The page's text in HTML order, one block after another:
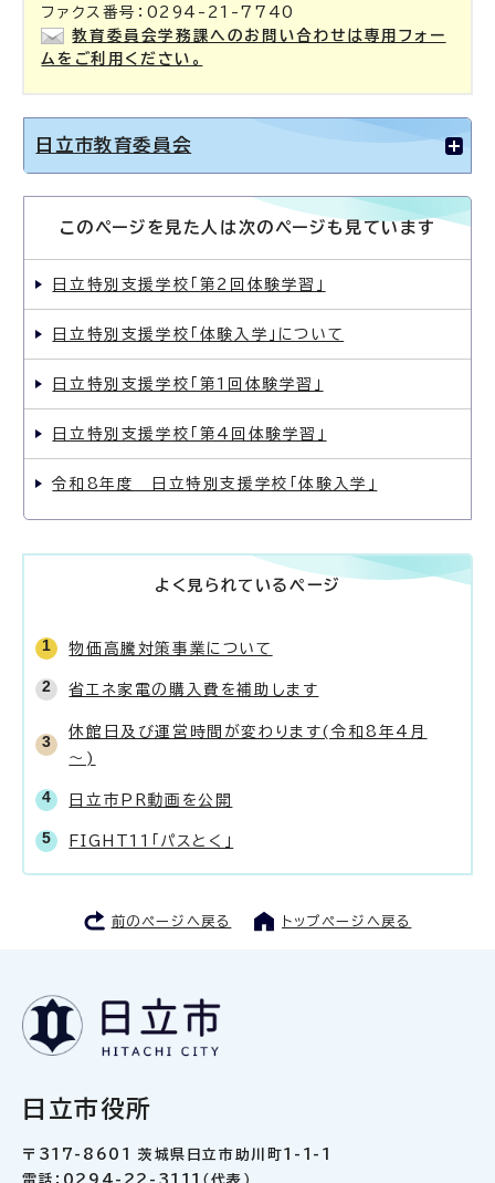
ファクス番号：0294-21-7740
教育委員会学務課へのお問い合わせは専用フォー
ムをご利用ください。
日立市教育委員会
このページを見た人は次のページも見ています
日立特別支援学校「第2回体験学習」
日立特別支援学校「体験入学」について
日立特別支援学校「第1回体験学習」
日立特別支援学校「第4回体験学習」
令和8年度 日立特別支援学校「体験入学」
よく見られているページ
物価高騰対策事業について
省エネ家電の購入費を補助します
休館日及び運営時間が変わります(令和8年4月
～)
日立市PR動画を公開
FIGHT11「パスとく」
前のページへ戻る トップページへ戻る
日立市役所
〒317-8601 茨城県日立市助川町1-1-1